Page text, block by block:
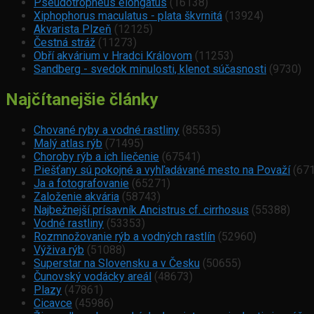
Xiphophorus maculatus - plata škvrnitá (13924)
Akvarista Plzeň (12125)
Čestná stráž (11273)
Obří akvárium v Hradci Královom (11253)
Sandberg - svedok minulosti, klenot súčasnosti (9730)
Najčítanejšie články
Chované ryby a vodné rastliny (85535)
Malý atlas rýb (71495)
Choroby rýb a ich liečenie (67541)
Piešťany sú pokojné a vyhľadávané mesto na Považí
Ja a fotografovanie (65271)
Založenie akvária (58743)
Najbežnejší prísavník Ancistrus cf. cirrhosus (55388)
Vodné rastliny (53353)
Rozmnožovanie rýb a vodných rastlín (52960)
Výživa rýb (51088)
Superstar na Slovensku a v Česku (50655)
Čunovský vodácky areál (48673)
Plazy (47861)
Cicavce (45986)